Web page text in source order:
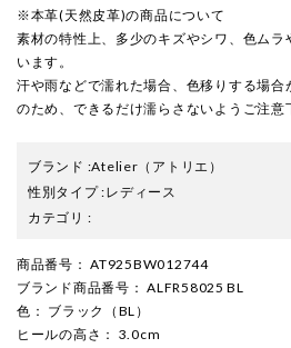
※本革(天然皮革)の商品について
素材の特性上、多少のキズやシワ、色ム
います。
汗や雨などで濡れた場合、色移りする場
のため、できるだけ濡らさないようご注意
ブランド :Atelier （アトリエ）
性別タイプ:レディース
カテゴリ :
商品番号 ： AT925BW012744
ブランド商品番号 ： ALFR58025 BL
色 ： ブラック（BL）
ヒールの高さ ： 3.0cm